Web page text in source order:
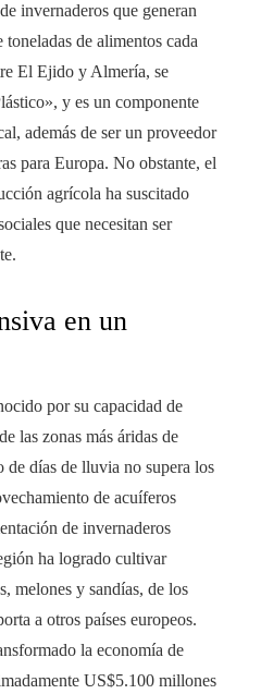
invernaderos que generan
de alimentos cada
El Ejido y Almería, se
y es un componente
además de ser un proveedor
para Europa. No obstante, el
agrícola ha suscitado
que necesitan ser
en un
por su capacidad de
las zonas más áridas de
días de lluvia no supera los
de acuíferos
de invernaderos
ha logrado cultivar
melones y sandías, de los
a otros países europeos.
la economía de
US$5.100 millones